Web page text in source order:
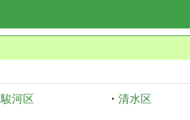
駿河区 ・ 清水区